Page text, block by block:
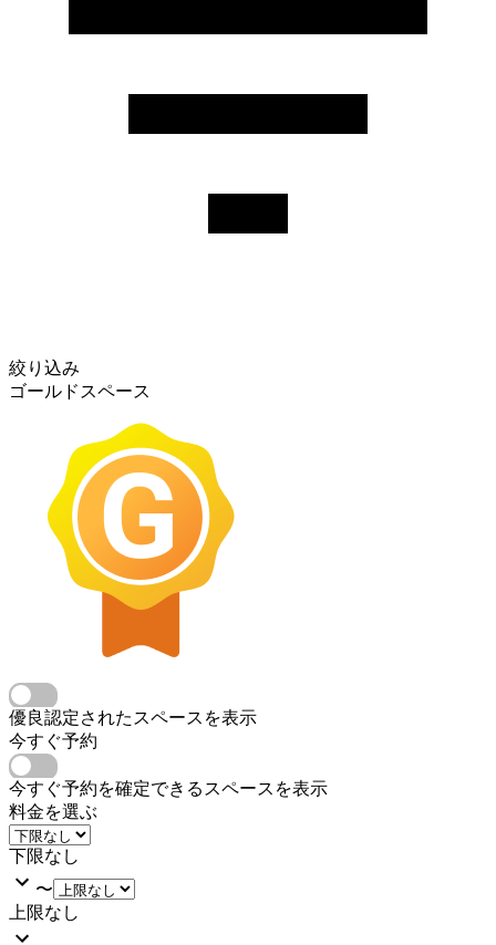
絞り込み
ゴールドスペース
優良認定されたスペースを表示
今すぐ予約
今すぐ予約を確定できるスペースを表示
料金を選ぶ
下限なし
〜
上限なし